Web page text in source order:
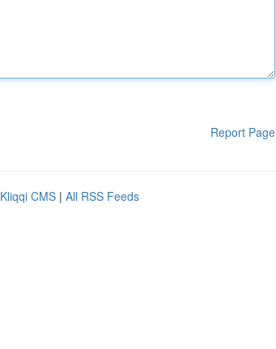
Report Page
Kliqqi CMS | All RSS Feeds